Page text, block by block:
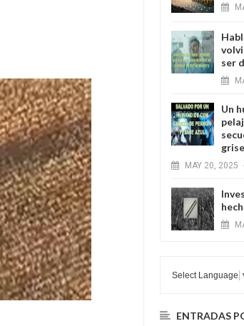
ser
Un
MAY 20, 2025
Select Language
ENTRADAS